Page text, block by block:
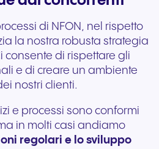
di NFON, nel rispetto
la nostra robusta strategia
consente di rispettare gli
e di creare un ambiente
nostri clienti.
e processi sono conformi
in molti casi andiamo
regolari e lo sviluppo